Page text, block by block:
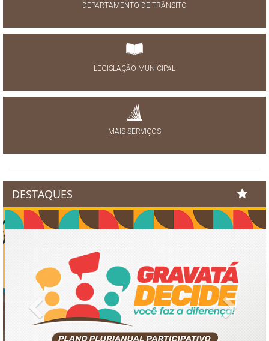
DEPARTAMENTO DE TRÂNSITO
LEGISLAÇÃO MUNICIPAL
MAIS SERVIÇOS
DESTAQUES
Previous